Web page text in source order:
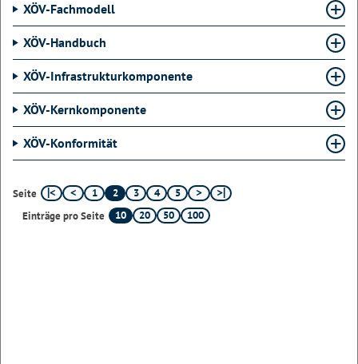
XÖV-Fachmodell
XÖV-Handbuch
XÖV-Infrastrukturkomponente
XÖV-Kernkomponente
XÖV-Konformität
Seite 1 2 3 4
5
Einträge pro Seite
10 20 50 100